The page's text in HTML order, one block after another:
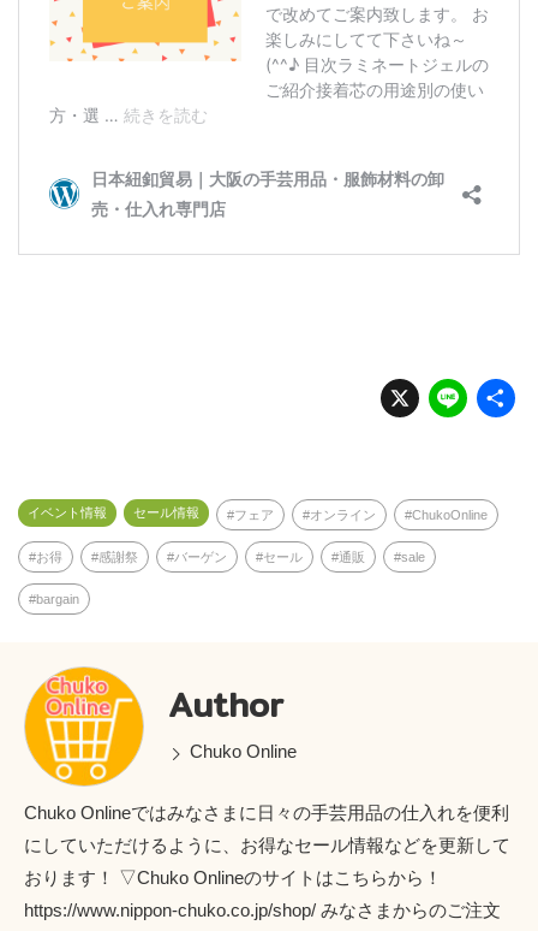
X Li
n
イベント情報 セール情報 フェア オンライン ChukoOnline
お得 感謝祭 バーゲン セール 通販 sale
bargain
Author
Chuko Online
Chuko Onlineではみなさまに日々の手芸用品の仕入れを便利
にしていただけるように、お得なセール情報などを更新して
おります！ ▽Chuko Onlineのサイトはこちらから！
https://www.nippon-chuko.co.jp/shop/ みなさまからのご注文